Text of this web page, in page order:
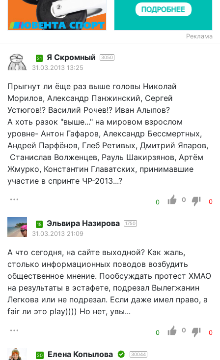
Реклама
21 Я Скромный 3050
31.03.2013 13:25
Прыгнут ли ёще раз выше головы Николай
Морилов, Александр Панжинский, Сергей
Устюгов!? Василий Рочев!? Иван Алыпов?
А хоть разок "выше..." на мировом взрослом
уровне- Антон Гафаров, Александр Бессмертных,
Андрей Парфёнов, Глеб Ретивых, Дмитрий Япаров,
Станислав Волженцев, Рауль Шакирзянов, Артём
Жмурко, Константин Главатских, принимавшие
участие в спринте ЧР-2013...?
0 0 0
18 Эльвира Назирова 1750
31.03.2013 21:09
А что сегодня, на сайте выходной? Как жаль,
столько информационных поводов возбудить
общественное мнение. Пообсуждать протест ХМАО
на результаты в эстафете, подрезал Вылегжанин
Легкова или не подрезал. Если даже имел право, а
fair ли это play)))) Но нет, увы...
0 0 0
20 Елена Копылова 30044